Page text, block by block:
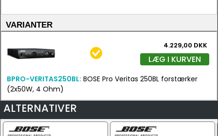
VARIANTER
4.229,00 DKK
LÆG I KURVEN
BPRO-VERITAS250BL: BOSE Pro Veritas 250BL forstærker
(2x50W, 4 Ohm)
ALTERNATIVER